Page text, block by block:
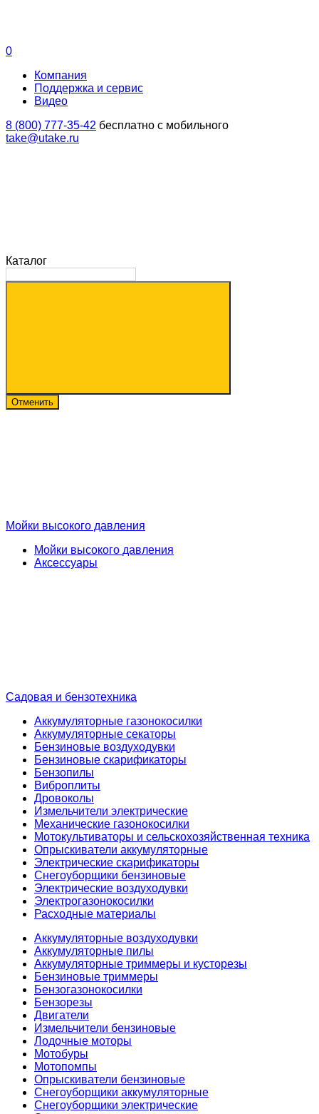
0
Компания
Поддержка и сервис
Видео
8 (800) 777-35-42 бесплатно с мобильного
take@utake.ru
Каталог
Отменить
Мойки высокого давления
Мойки высокого давления
Аксессуары
Садовая и бензотехника
Аккумуляторные газонокосилки
Аккумуляторные секаторы
Бензиновые воздуходувки
Бензиновые скарификаторы
Бензопилы
Виброплиты
Дровоколы
Измельчители электрические
Механические газонокосилки
Мотокультиваторы и сельскохозяйственная техника
Опрыскиватели аккумуляторные
Электрические скарификаторы
Снегоуборщики бензиновые
Электрические воздуходувки
Электрогазонокосилки
Расходные материалы
Аккумуляторные воздуходувки
Аккумуляторные пилы
Аккумуляторные триммеры и кусторезы
Бензиновые триммеры
Бензогазонокосилки
Бензорезы
Двигатели
Измельчители бензиновые
Лодочные моторы
Мотобуры
Мотопомпы
Опрыскиватели бензиновые
Снегоуборщики аккумуляторные
Снегоуборщики электрические